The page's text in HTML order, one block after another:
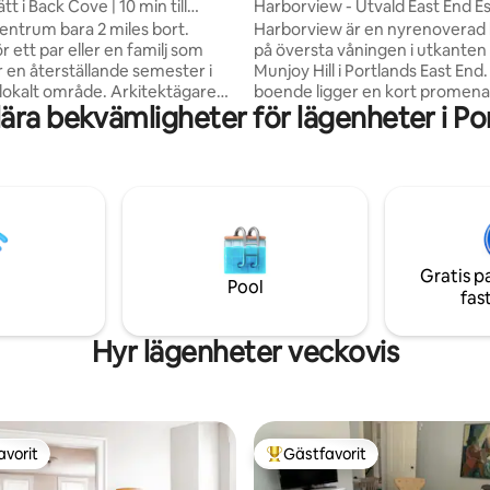
i Back Cove | 10 min till
bara 2 miles bort.
ett par eller en familj som
återställande semester i
område. Arkitektägaren
och byggde denna ljusfyllda
för att möta behoven hos
bakgården med däck,
och pool – allt du behöver för
Maine semester!
Harborview - Utvald East End
med parkering
Harborview är en
på översta våningen i utkanten
Munjoy Hill i Portlands East
boende ligger en kort
Eastern Promenade och East
Casco Bay Islands Ferry
stort privat däck. Det är den
platsen för att samlas, koppla
medan du njuter av den
utsikten över Casco Bay!
bekvämligheter för lägenheter i
Pool
Gratis
Hyr lägenheter veckovis
Populär gästfavorit
Gästfavorit